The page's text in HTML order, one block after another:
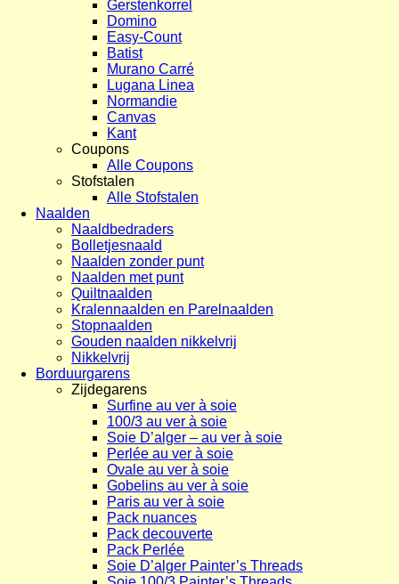
Gerstenkorrel
Domino
Easy-Count
Batist
Murano Carré
Lugana Linea
Normandie
Canvas
Kant
Coupons
Alle Coupons
Stofstalen
Alle Stofstalen
Naalden
Naaldbedraders
Bolletjesnaald
Naalden zonder punt
Naalden met punt
Quiltnaalden
Kralennaalden en Parelnaalden
Stopnaalden
Gouden naalden nikkelvrij
Nikkelvrij
Borduurgarens
Zijdegarens
Surfine au ver à soie
100/3 au ver à soie
Soie D’alger – au ver à soie
Perlée au ver à soie
Ovale au ver à soie
Gobelins au ver à soie
Paris au ver à soie
Pack nuances
Pack decouverte
Pack Perlée
Soie D’alger Painter’s Threads